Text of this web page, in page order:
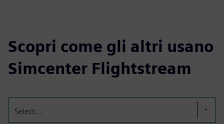
Scopri come gli altri usano
Simcenter Flightstream
Select...